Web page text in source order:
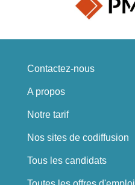
Contactez-nous
A propos
Notre tarif
Nos sites de codiffusion
Tous les candidats